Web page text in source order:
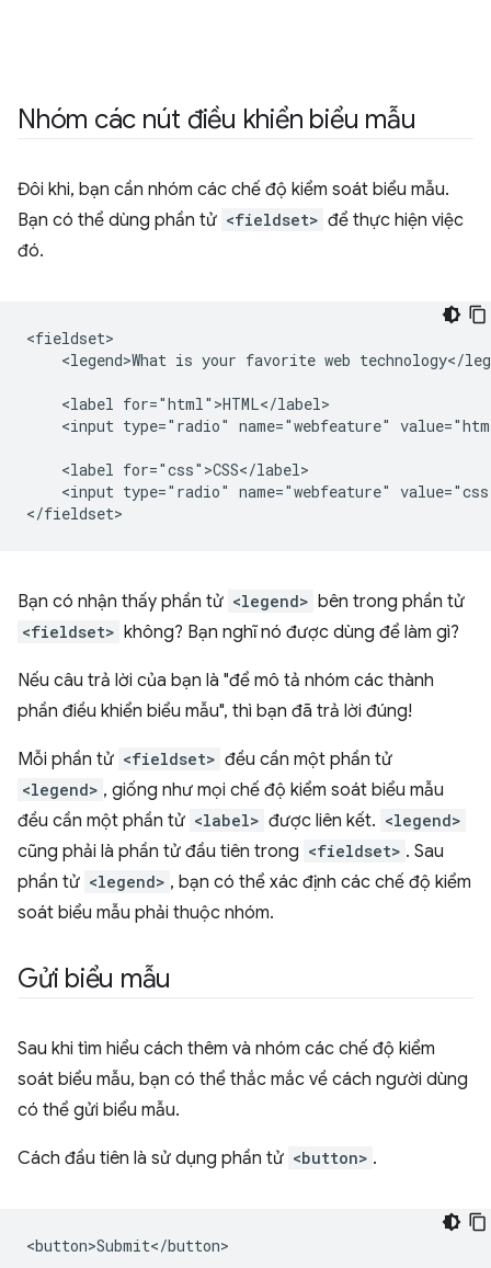
Nhóm các nút điều khiển biểu mẫu
Đôi khi, bạn cần nhóm các chế độ kiểm soát biểu mẫu.
Bạn có thể dùng phần tử <fieldset> để thực hiện việc
đó.
<fieldset>
<legend>What is your favorite web technology</
    <label for="html">HTML</label>
<input type="radio" name="webfeature"
    <label for="css">CSS</label>
<input type="radio" name="webfeature"
Bạn có nhận thấy phần tử <legend> bên trong phần tử
<fieldset> không? Bạn nghĩ nó được dùng để làm gì?
Nếu câu trả lời của bạn là "để mô tả nhóm các thành
phần điều khiển biểu mẫu", thì bạn đã trả lời đúng!
Mỗi phần tử <fieldset> đều cần một phần tử
<legend> , giống như mọi chế độ kiểm soát biểu mẫu
đều cần một phần tử <label> được liên kết. <legend>
cũng phải là phần tử đầu tiên trong <fieldset> . Sau
phần tử <legend> , bạn có thể xác định các chế độ kiểm
soát biểu mẫu phải thuộc nhóm.
Gửi biểu mẫu
Sau khi tìm hiểu cách thêm và nhóm các chế độ kiểm
soát biểu mẫu, bạn có thể thắc mắc về cách người dùng
có thể gửi biểu mẫu.
Cách đầu tiên là sử dụng phần tử <button> .